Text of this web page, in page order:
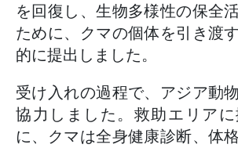
を回復し、生物多様性の保全
ために、クマの個体を引き渡
的に提出しました。
受け入れの過程で、アジア動
協力しました。救助エリア
に、クマは全身健康診断、体